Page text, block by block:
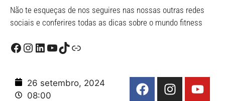
Não te esqueças de nos seguires nas nossas outras redes
sociais e conferires todas as dicas sobre o mundo fitness
26 setembro, 2024
08:00